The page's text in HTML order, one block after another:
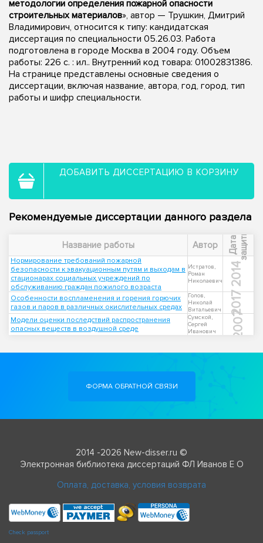
методологии определения пожарной опасности
строительных материалов», автор — Трушкин, Дмитрий
Владимирович, относится к типу: кандидатская
диссертация по специальности 05.26.03. Работа
подготовлена в городе Москва в 2004 году. Объем
работы: 226 с. : ил.. Внутренний код товара: 01002831386.
На странице представлены основные сведения о
диссертации, включая название, автора, год, город, тип
работы и шифр специальности.
ДОБАВИТЬ ДИССЕРТАЦИЮ В КОРЗИНУ
Рекомендуемые диссертации данного раздела
Название работы Автор Д
а
т
а
з
а
щ
и
т ы
Нормирование требований пожарной
безопасности к эвакуационным путям и выходам в
стационарах социальных учреждений по
обслуживанию граждан пожилого возраста
Истратов,
Роман
Николаевич
2014
Особенности воспламенения и горения горючих
газов и паров в различных окислительных средах
Голов,
Николай
Витальевич
2017
Модели оценки последствий распространения
опасных веществ в воздушной среде
Сумской,
Сергей
Иванович
2007
ФОРМА ОБРАТНОЙ СВЯЗИ
2014 -2026 New-disser.ru ©
Электронная библиотека диссертаций ФЛ Иванов Е О
Оплата, доставка, условия возврата
Check passport